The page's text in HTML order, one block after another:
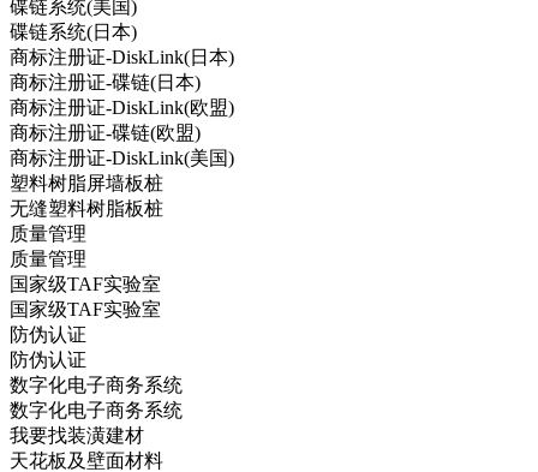
碟链系统(美国)
碟链系统(日本)
商标注册证-DiskLink(日本)
商标注册证-碟链(日本)
商标注册证-DiskLink(欧盟)
商标注册证-碟链(欧盟)
商标注册证-DiskLink(美国)
塑料树脂屏墙板桩
无缝塑料树脂板桩
质量管理
质量管理
国家级TAF实验室
国家级TAF实验室
防伪认证
防伪认证
数字化电子商务系统
数字化电子商务系统
我要找装潢建材
天花板及壁面材料